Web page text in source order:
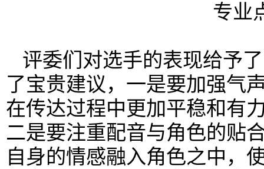
专业
评委们对选手的表现给予
了宝贵建议，一是要加强气
在传达过程中更加平稳和有
二是要注重配音与角色的贴
自身的情感融入角色之中，